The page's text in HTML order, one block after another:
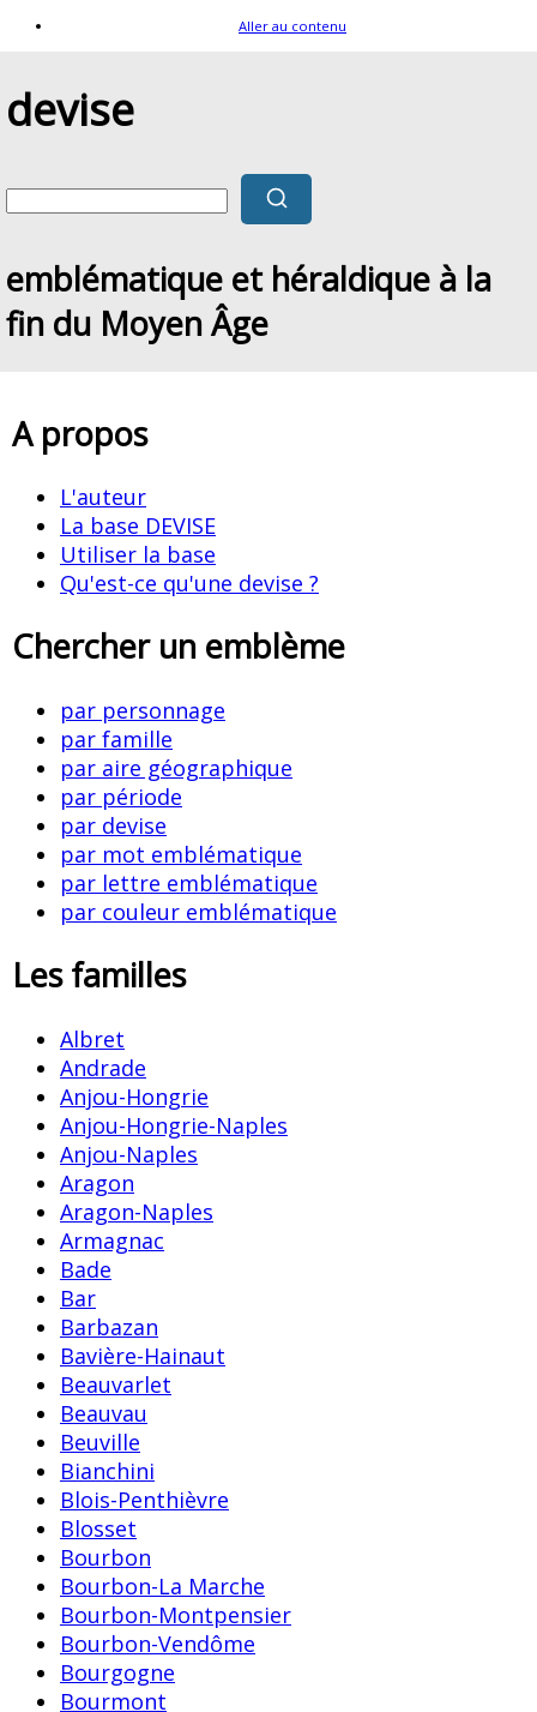
Aller au contenu
devise
emblématique et héraldique à la
fin du Moyen Âge
A propos
L'auteur
La base DEVISE
Utiliser la base
Qu'est-ce qu'une devise ?
Chercher un emblème
par personnage
par famille
par aire géographique
par période
par devise
par mot emblématique
par lettre emblématique
par couleur emblématique
Les familles
Albret
Andrade
Anjou-Hongrie
Anjou-Hongrie-Naples
Anjou-Naples
Aragon
Aragon-Naples
Armagnac
Bade
Bar
Barbazan
Bavière-Hainaut
Beauvarlet
Beauvau
Beuville
Bianchini
Blois-Penthièvre
Blosset
Bourbon
Bourbon-La Marche
Bourbon-Montpensier
Bourbon-Vendôme
Bourgogne
Bourmont